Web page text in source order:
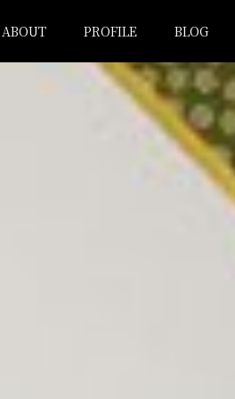
ABOUT PROFILE BLOG